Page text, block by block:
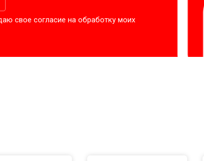
свое согласие на обработку моих